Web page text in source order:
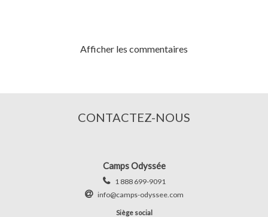
Afficher les commentaires
CONTACTEZ-NOUS
Camps Odyssée
1 888 699-9091
info@camps-odyssee.com
Siège social